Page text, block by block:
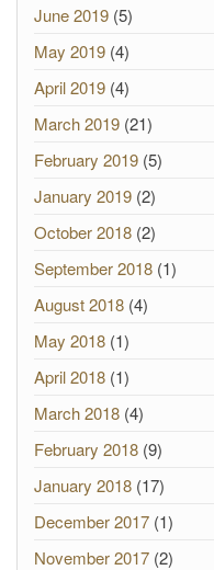
June 2019 (5)
May 2019 (4)
April 2019 (4)
March 2019 (21)
February 2019 (5)
January 2019 (2)
October 2018 (2)
September 2018 (1)
August 2018 (4)
May 2018 (1)
April 2018 (1)
March 2018 (4)
February 2018 (9)
January 2018 (17)
December 2017 (1)
November 2017 (2)